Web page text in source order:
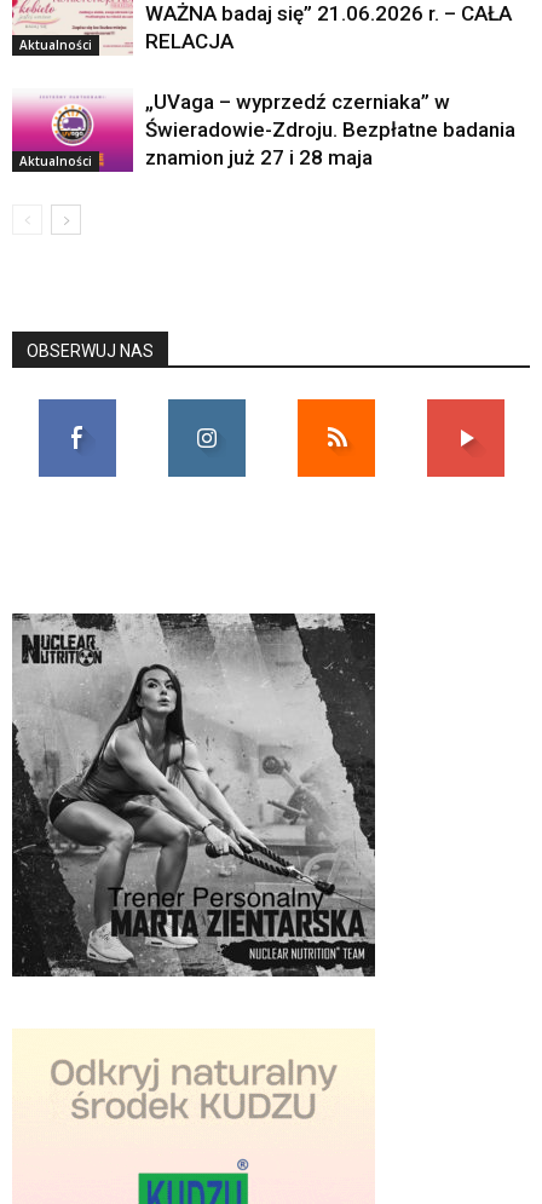
Aktualności
WAŻNA badaj się” 21.06.2026 r. – CAŁA
RELACJA
Aktualności
„UVaga – wyprzedź czerniaka” w
Świeradowie-Zdroju. Bezpłatne badania
znamion już 27 i 28 maja
OBSERWUJ NAS